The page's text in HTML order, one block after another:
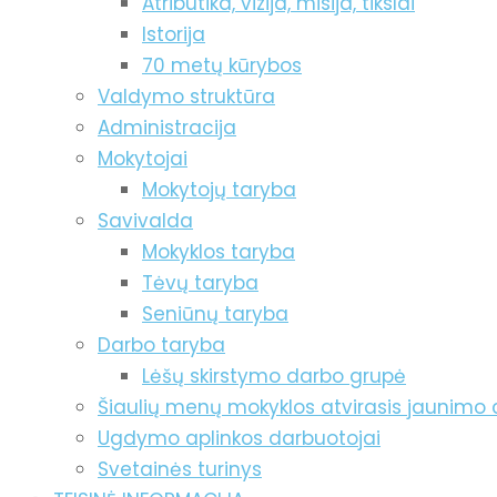
Istorija
70 metų kūrybos
Valdymo struktūra
Administracija
Mokytojai
Mokytojų taryba
Savivalda
Mokyklos taryba
Tėvų taryba
Seniūnų taryba
Darbo taryba
Lėšų skirstymo darbo grupė
Šiaulių menų mokyklos atvirasis jaunimo
Ugdymo aplinkos darbuotojai
Svetainės turinys